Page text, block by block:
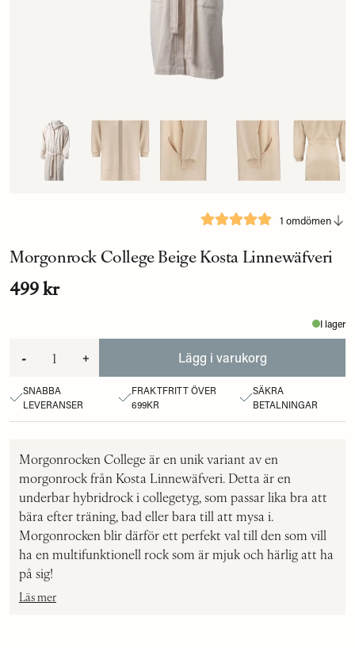
1 omdömen
Morgonrock College Beige Kosta Linnewäfveri
499 kr
I lager
- + Lägg i varukorg
SNABBA
LEVERANSER
FRAKTFRITT ÖVER
699KR
SÄKRA
BETALNINGAR
Morgonrocken College är en unik variant av en
morgonrock från Kosta Linnewäfveri. Detta är en
underbar hybridrock i collegetyg, som passar lika bra att
bära efter träning, bad eller bara till att mysa i.
Morgonrocken blir därför ett perfekt val till den som vill
ha en multifunktionell rock som är mjuk och härlig att ha
på sig!
Läs mer